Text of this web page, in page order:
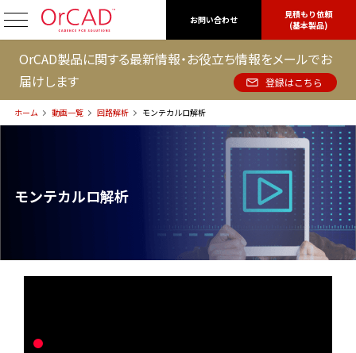
お問い合わせ
見積もり依頼
(基本製品)
OrCAD製品に関する最新情報・お役立ち情報をメールでお
届けします
登録はこちら
ホーム 動画一覧 回路解析 モンテカルロ解析
モンテカルロ解析